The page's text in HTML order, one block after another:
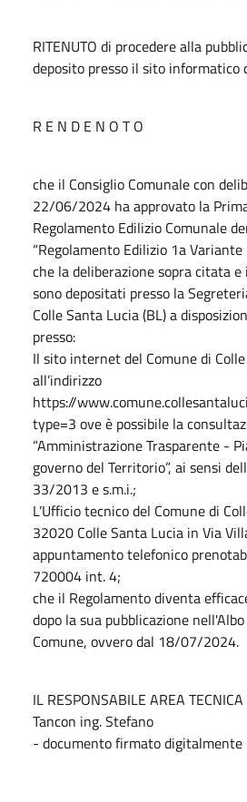
RITENUTO di procedere alla
deposito presso il sito informatico
R E N D E N O T O
che il Consiglio Comunale con
22/06/2024 ha approvato la
Regolamento Edilizio Comunale
“Regolamento Edilizio 1a
che la deliberazione sopra citata
sono depositati presso la
Colle Santa Lucia (BL) a
presso:
Il sito internet del Comune di
all’indirizzo
https://
type=3 ove è possibile la
“Amministrazione Trasparente -
governo del Territorio”, ai sensi
33/2013 e s.m.i.;
L’Ufficio tecnico del Comune di
32020 Colle Santa Lucia in Via
appuntamento telefonico
720004 int. 4;
che il Regolamento diventa
dopo la sua pubblicazione
Comune, ovvero dal 18/07/2024.
IL RESPONSABILE AREA TECNICA
Tancon ing. Stefano
- documento firmato digitalmente